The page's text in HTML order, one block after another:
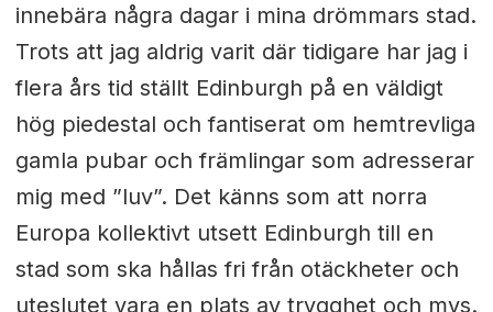
innebära några dagar i mina drömmars stad.
Trots att jag aldrig varit där tidigare har jag i
flera års tid ställt Edinburgh på en väldigt
hög piedestal och fantiserat om hemtrevliga
gamla pubar och främlingar som adresserar
mig med ”luv”. Det känns som att norra
Europa kollektivt utsett Edinburgh till en
stad som ska hållas fri från otäckheter och
uteslutet vara en plats av trygghet och mys.